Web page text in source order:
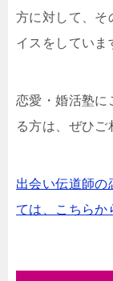
方に対して、そ
イスをしていま
恋愛・婚活塾に
る方は、ぜひご
出会い伝道師の
ては、こちらか